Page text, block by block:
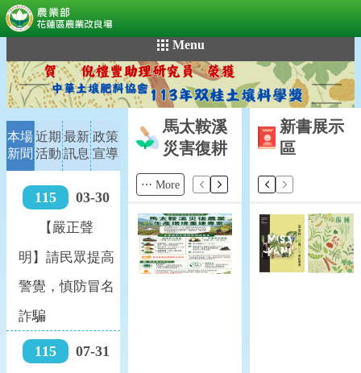
到
主
要
內
容
區
塊
Menu
:::
本場
新聞
近期
活動
最新
訊息
政策
宣導
115 03-30
【嚴正聲
明】請民眾提高
警覺，慎防冒名
詐騙
115 07-31
馬太鞍溪
災害復耕
⋯ More
新書展示
區